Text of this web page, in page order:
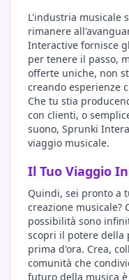
L'industria musicale
rimanere
Interactive fornisce
per tenere il passo,
offerte uniche, non
creando esperienze
Che tu stia
con clienti, o
suono, Sprunki
viaggio musicale.
Il Tuo Viaggio
Quindi, sei pronto a
creazione musicale?
possibilità sono
scopri il potere della
prima d'ora. Crea,
comunità che
futuro della musica